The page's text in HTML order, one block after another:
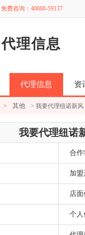
免费咨询：40088-59137
代理信息
代理信息 资
> 其他 > 我要代理纽诺新风
我要代理纽诺
合作
加
店
个人